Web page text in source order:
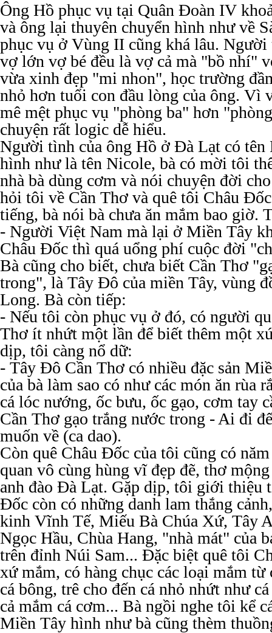
Ông Hồ phục vụ tại Quân Đoàn IV
và ông lại thuyên chuyển hình như về
phục vụ ở Vùng II cũng khá lâu.
vợ lớn vợ bé đều là vợ cả mà "bồ nhí"
vừa xinh đẹp "mi nhon", học trường
nhỏ hơn tuổi con đầu lòng của ông. Vì
mê mệt phục vụ "phòng ba" hơn
chuyện rất logic dễ hiểu.
Người tình của ông Hồ ở Đà Lạt có tên
hình như là tên Nicole, bà có mời tôi
nhà bà dùng cơm và nói chuyện đời
hỏi tôi về Cần Thơ và quê tôi Châu
tiếng, bà nói bà chưa ăn mắm bao giờ.
- Người Việt Nam mà lại ở Miền Tây
Châu Đốc thì quá uổng phí cuộc đời
Bà cũng cho biết, chưa biết Cần Thơ
trong", là Tây Đô của miền Tây, vùng
Long. Bà còn tiếp:
- Nếu tôi còn phục vụ ở đó, có người
Thơ ít nhứt một lần để biết thêm một
dịp, tôi càng nổ dữ:
- Tây Đô Cần Thơ có nhiều đặc sản
của bà làm sao có như các món ăn rùa
cá lóc nướng, ốc bưu, ốc gạo, cơm tay
Cần Thơ gạo trắng nước trong - Ai đi
muốn về (ca dao).
Còn quê Châu Đốc của tôi cũng có
quan vô cùng hùng vĩ đẹp đẽ, thơ
anh đào Đà Lạt. Gặp dịp, tôi giới thiệu
Đốc còn có những danh lam thắng
kinh Vĩnh Tế, Miếu Bà Chúa Xứ, Tây
Ngọc Hầu, Chùa Hang, "nhà mát" của
trên đỉnh Núi Sam... Đặc biệt quê tôi
xứ mắm, có hàng chục các loại mắm từ
cá bông, trê cho đến cá nhỏ nhứt như
cả mắm cá cơm... Bà ngồi nghe tôi kể
Miền Tây hình như bà cũng thèm